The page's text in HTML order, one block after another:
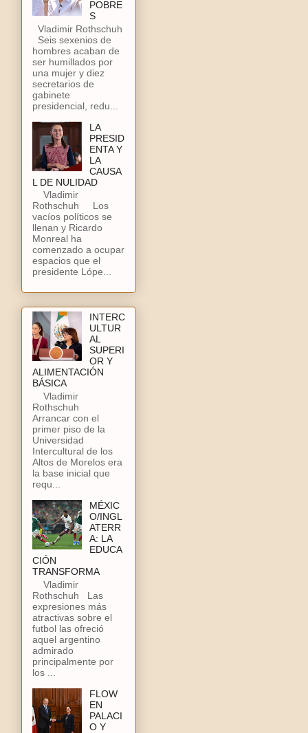
POBRE
S
Vladimir Rothschuh
Seis sexenios de
hombres acaban de
ser humillados por
una mujer y diez
secretarios de
gabinete
presidencial, redu...
LA
PRESID
ENTA Y
LA
CAUSA
L DE NULIDAD
Vladimir
Rothschuh Los
vacíos políticos se
llenan y Ricardo
Monreal ha
comenzado a ocupar
espacios que el
presidente Lópe...
INTERC
ULTUR
AL
SUPERI
OR Y
ALIMENTACIÓN
BÁSICA
Vladimir
Rothschuh
Arrancar con el
primer piso de la
Universidad
Intercultural de los
Altos de Morelos era
la base inicial que
requ...
MÉXIC
O/INGL
ATERR
A: LA
EDUCA
CIÓN
TRANSFORMA
Vladimir
Rothschuh Las
expresiones más
atractivas sobre el
futbol las ofreció
aquel argentino
admirado
principalmente por
los ...
FLOW
EN
PALACI
O Y